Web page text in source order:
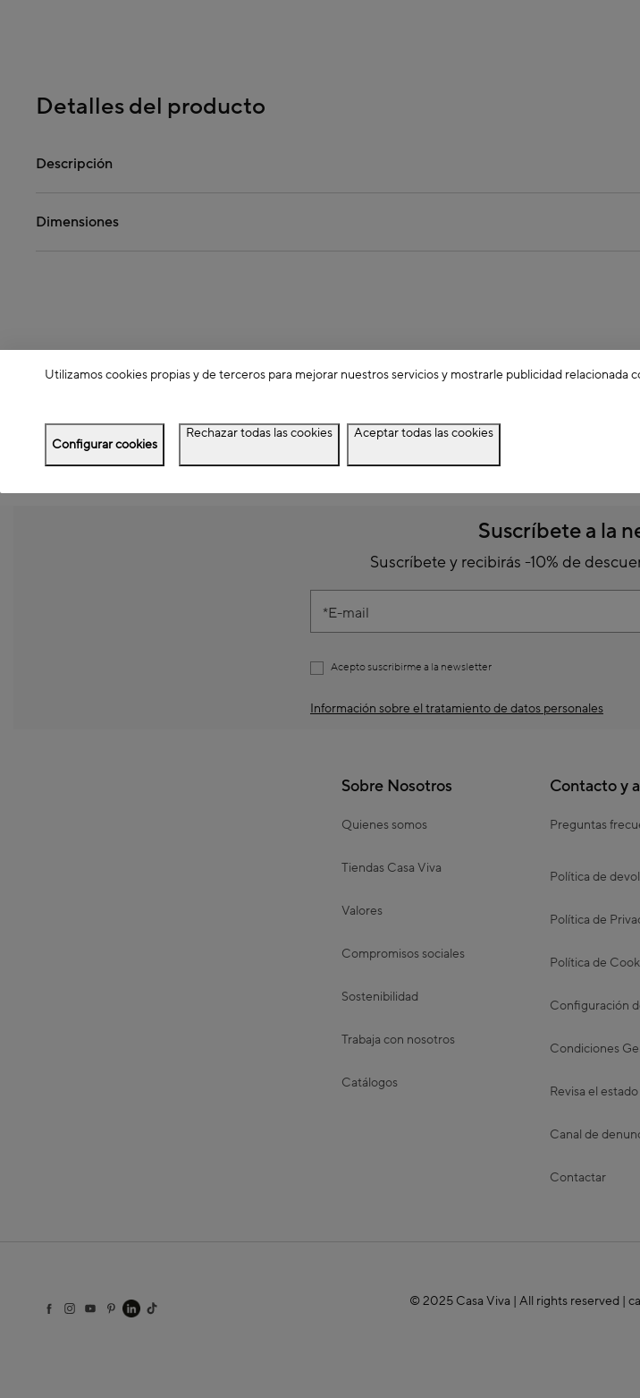
Detalles del producto
Descripción
Dimensiones
Suscríbete a la
Suscríbete y recibirás -10% de
E-mail
Acepto suscribirme a la newsletter
Información sobre el tratamiento de datos personales
Sobre Nosotros
Quienes somos
Tiendas Casa Viva
Valores
Compromisos sociales
Sostenibilidad
Trabaja con nosotros
Catálogos
Contacto y
Preguntas
Política de
Política de
Política de
Configuración
Condiciones
Revisa el
Canal de
Contactar
© 2025 Casa Viva | All rights reserved |
Utilizamos cookies propias y de terceros para mejorar nuestros servicios y mostrarle publicidad relacionada
Configurar cookies
Rechazar todas las cookies Aceptar todas las cookies